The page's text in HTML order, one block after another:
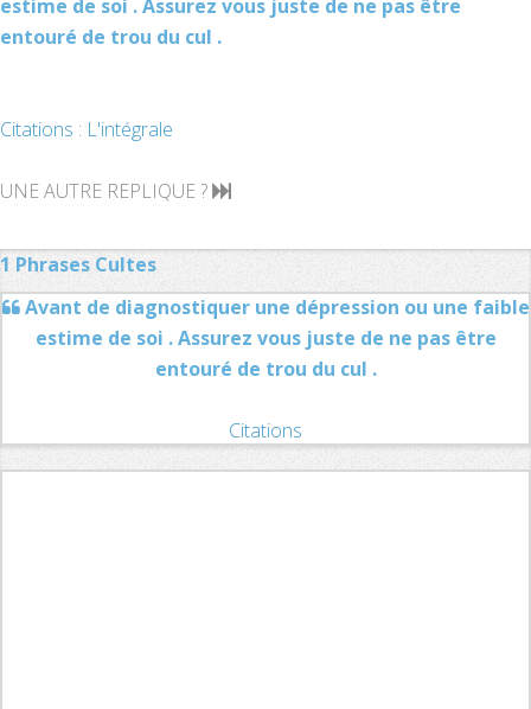
estime de soi . Assurez vous juste de ne pas être
entouré de trou du cul .
Citations : L'intégrale
UNE AUTRE REPLIQUE ?
1 Phrases Cultes
Avant de diagnostiquer une dépression ou une faible
estime de soi . Assurez vous juste de ne pas être
entouré de trou du cul .
Citations